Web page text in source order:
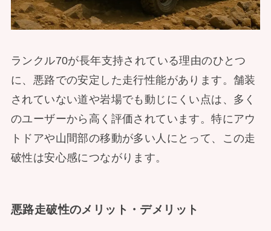
ランクル70が長年支持されている理由のひとつ
に、悪路での安定した走行性能があります。舗装
されていない道や岩場でも動じにくい点は、多く
のユーザーから高く評価されています。特にアウ
トドアや山間部の移動が多い人にとって、この走
破性は安心感につながります。
悪路走破性のメリット・デメリット